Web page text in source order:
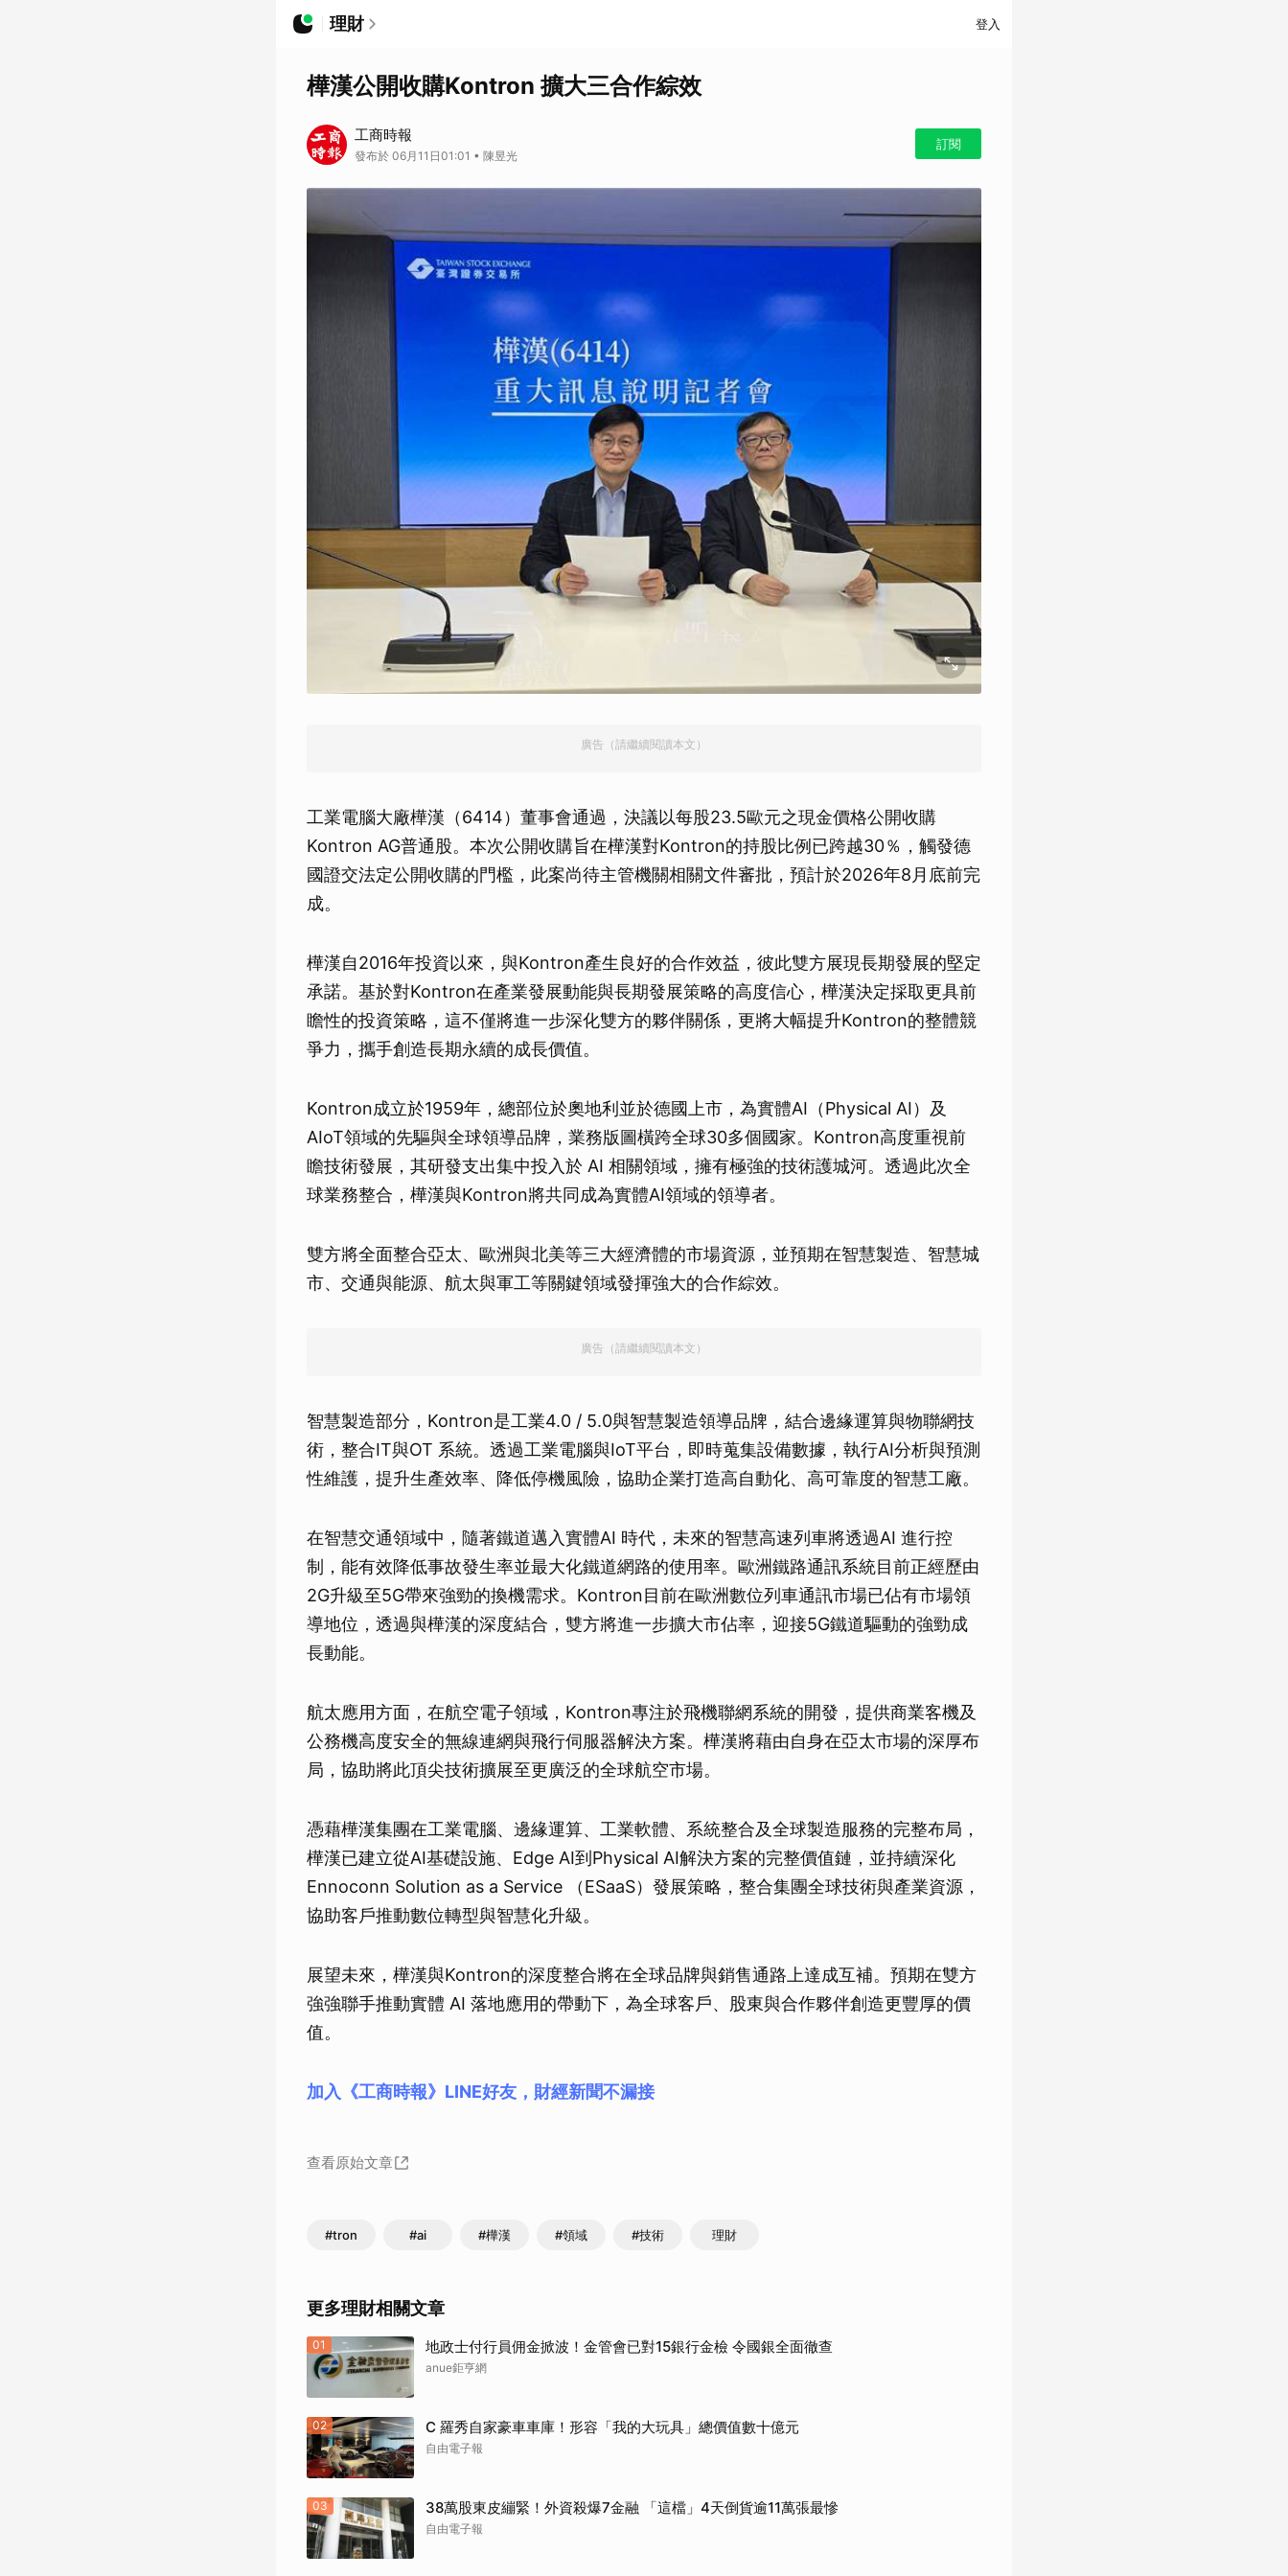
理財 登入
樺漢公開收購Kontron 擴大三合作綜效
工商時報
發布於 06月11日01:01 • 陳昱光
訂閱
廣告（請繼續閱讀本文）
工業電腦大廠樺漢（6414）董事會通過，決議以每股23.5歐元之現金價格公開收購
Kontron AG普通股。本次公開收購旨在樺漢對Kontron的持股比例已跨越30％，觸發德
國證交法定公開收購的門檻，此案尚待主管機關相關文件審批，預計於2026年8月底前完
成。
樺漢自2016年投資以來，與Kontron產生良好的合作效益，彼此雙方展現長期發展的堅定
承諾。基於對Kontron在產業發展動能與長期發展策略的高度信心，樺漢決定採取更具前
瞻性的投資策略，這不僅將進一步深化雙方的夥伴關係，更將大幅提升Kontron的整體競
爭力，攜手創造長期永續的成長價值。
Kontron成立於1959年，總部位於奧地利並於德國上市，為實體AI（Physical AI）及
AIoT領域的先驅與全球領導品牌，業務版圖橫跨全球30多個國家。Kontron高度重視前
瞻技術發展，其研發支出集中投入於 AI 相關領域，擁有極強的技術護城河。透過此次全
球業務整合，樺漢與Kontron將共同成為實體AI領域的領導者。
雙方將全面整合亞太、歐洲與北美等三大經濟體的市場資源，並預期在智慧製造、智慧城
市、交通與能源、航太與軍工等關鍵領域發揮強大的合作綜效。
廣告（請繼續閱讀本文）
智慧製造部分，Kontron是工業4.0 / 5.0與智慧製造領導品牌，結合邊緣運算與物聯網技
術，整合IT與OT 系統。透過工業電腦與IoT平台，即時蒐集設備數據，執行AI分析與預測
性維護，提升生產效率、降低停機風險，協助企業打造高自動化、高可靠度的智慧工廠。
在智慧交通領域中，隨著鐵道邁入實體AI 時代，未來的智慧高速列車將透過AI 進行控
制，能有效降低事故發生率並最大化鐵道網路的使用率。歐洲鐵路通訊系統目前正經歷由
2G升級至5G帶來強勁的換機需求。Kontron目前在歐洲數位列車通訊市場已佔有市場領
導地位，透過與樺漢的深度結合，雙方將進一步擴大市佔率，迎接5G鐵道驅動的強勁成
長動能。
航太應用方面，在航空電子領域，Kontron專注於飛機聯網系統的開發，提供商業客機及
公務機高度安全的無線連網與飛行伺服器解決方案。樺漢將藉由自身在亞太市場的深厚布
局，協助將此頂尖技術擴展至更廣泛的全球航空市場。
憑藉樺漢集團在工業電腦、邊緣運算、工業軟體、系統整合及全球製造服務的完整布局，
樺漢已建立從AI基礎設施、Edge AI到Physical AI解決方案的完整價值鏈，並持續深化
Ennoconn Solution as a Service （ESaaS）發展策略，整合集團全球技術與產業資源，
協助客戶推動數位轉型與智慧化升級。
展望未來，樺漢與Kontron的深度整合將在全球品牌與銷售通路上達成互補。預期在雙方
強強聯手推動實體 AI 落地應用的帶動下，為全球客戶、股東與合作夥伴創造更豐厚的價
值。
加入《工商時報》LINE好友，財經新聞不漏接
查看原始文章
#tron #ai #樺漢 #領域 #技術 理財
更多理財相關文章
01 地政士付行員佣金掀波！金管會已對15銀行金檢 令國銀全面徹查
anue鉅亨網
02 C 羅秀自家豪車車庫！形容「我的大玩具」總價值數十億元
自由電子報
03 38萬股東皮繃緊！外資殺爆7金融 「這檔」4天倒貨逾11萬張最慘
自由電子報